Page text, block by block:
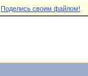
Поделись своим файлом!